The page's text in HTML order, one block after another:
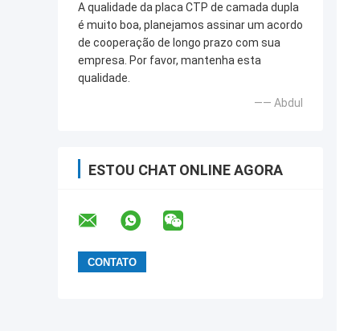
A qualidade da placa CTP de camada dupla
é muito boa, planejamos assinar um acordo
de cooperação de longo prazo com sua
empresa. Por favor, mantenha esta
qualidade.
—— Abdul
ESTOU CHAT ONLINE AGORA